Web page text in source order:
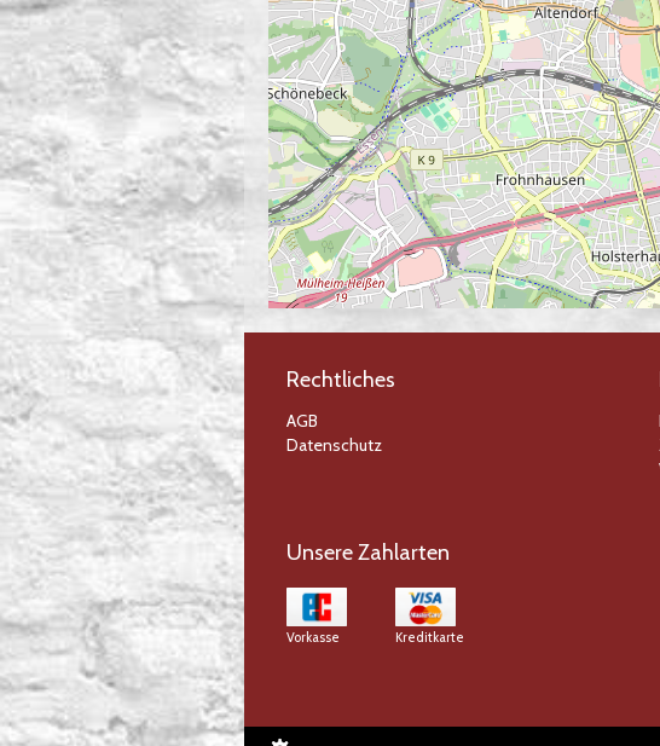
Rechtliches
AGB
Datenschutz
Unsere Zahlarten
Vorkasse Kreditkarte